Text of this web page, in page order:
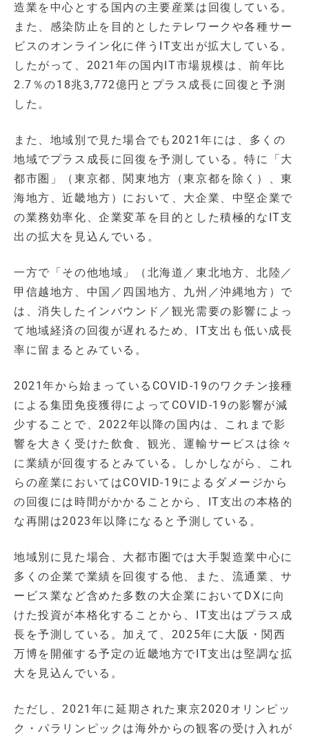
造業を中心とする国内の主要産業は回復している。
また、感染防止を目的としたテレワークや各種サー
ビスのオンライン化に伴うIT支出が拡大している。
したがって、2021年の国内IT市場規模は、前年比
2.7％の18兆3,772億円とプラス成長に回復と予測
した。
また、地域別で見た場合でも2021年には、多くの
地域でプラス成長に回復を予測している。特に「大
都市圏」（東京都、関東地方（東京都を除く）、東
海地方、近畿地方）において、大企業、中堅企業で
の業務効率化、企業変革を目的とした積極的なIT支
出の拡大を見込んでいる。
一方で「その他地域」（北海道／東北地方、北陸／
甲信越地方、中国／四国地方、九州／沖縄地方）で
は、消失したインバウンド／観光需要の影響によっ
て地域経済の回復が遅れるため、IT支出も低い成長
率に留まるとみている。
2021年から始まっているCOVID-19のワクチン接種
による集団免疫獲得によってCOVID-19の影響が減
少することで、2022年以降の国内は、これまで影
響を大きく受けた飲食、観光、運輸サービスは徐々
に業績が回復するとみている。しかしながら、これ
らの産業においてはCOVID-19によるダメージから
の回復には時間がかかることから、IT支出の本格的
な再開は2023年以降になると予測している。
地域別に見た場合、大都市圏では大手製造業中心に
多くの企業で業績を回復する他、また、流通業、サ
ービス業など含めた多数の大企業においてDXに向
けた投資が本格化することから、IT支出はプラス成
長を予測している。加えて、2025年に大阪・関西
万博を開催する予定の近畿地方でIT支出は堅調な拡
大を見込んでいる。
ただし、2021年に延期された東京2020オリンピッ
ク・パラリンピックは海外からの観客の受け入れが